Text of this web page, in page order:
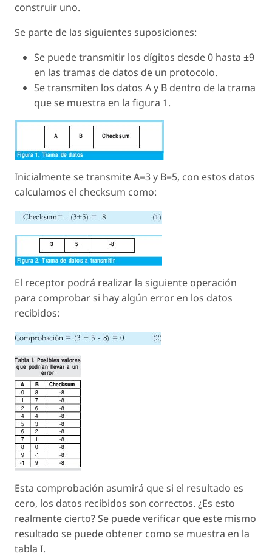
construir uno.
Se parte de las siguientes suposiciones:
Se puede transmitir los dígitos desde 0 hasta ±9
en las tramas de datos de un protocolo.
Se transmiten los datos A y B dentro de la trama
que se muestra en la figura 1.
Inicialmente se transmite A=3 y B=5, con estos datos
calculamos el checksum como:
El receptor podrá realizar la siguiente operación
para comprobar si hay algún error en los datos
recibidos:
Esta comprobación asumirá que si el resultado es
cero, los datos recibidos son correctos. ¿Es esto
realmente cierto? Se puede verificar que este mismo
resultado se puede obtener como se muestra en la
tabla I.